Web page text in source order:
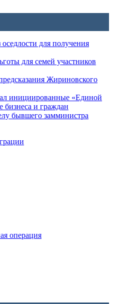
для получения
для семей участников
Жириновского
инициированные «Единой
бизнеса и граждан
бывшего замминистра
операция